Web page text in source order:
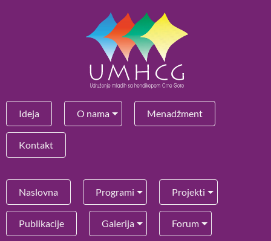
Ideja O nama Menadžment
Kontakt
Naslovna Programi Projekti
Publikacije Galerija Forum